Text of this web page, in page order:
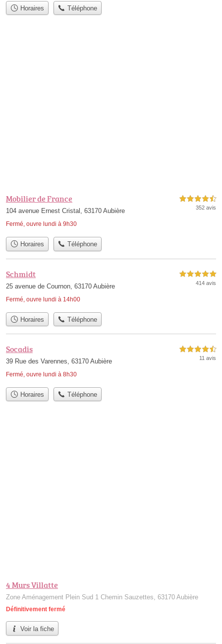
Horaires Téléphone
Mobilier de France
104 avenue Ernest Cristal, 63170 Aubière
Fermé, ouvre lundi à 9h30
4,5 étoiles sur 5
352 avis
Horaires Téléphone
Schmidt
25 avenue de Cournon, 63170 Aubière
Fermé, ouvre lundi à 14h00
5,0 étoiles sur 5
414 avis
Horaires Téléphone
Socadis
39 Rue des Varennes, 63170 Aubière
Fermé, ouvre lundi à 8h30
4,5 étoiles sur 5
11 avis
Horaires Téléphone
4 Murs Villatte
Zone Aménagement Plein Sud 1 Chemin Sauzettes, 63170 Aubière
Définitivement fermé
Voir la fiche